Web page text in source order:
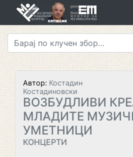
Автор: Костадин
Костадиновски
ВОЗБУДЛИВИ
МЛАДИТЕ
УМЕТНИЦИ
КОНЦЕРТИ